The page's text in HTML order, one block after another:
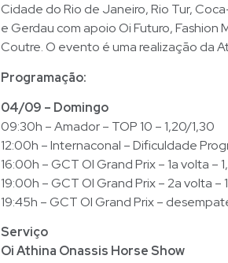
Cidade do Rio de Janeiro, Rio Tur,
e Gerdau com apoio Oi Futuro, Fashion
Coutre. O evento é uma realização da
Programação:
04/09 – Domingo
09:30h – Amador – TOP 10 – 1,20/1,30
12:00h – Internaconal – Dificuldade
16:00h – GCT OI Grand Prix – 1a volta –
19:00h – GCT OI Grand Prix – 2a volta –
19:45h – GCT OI Grand Prix –
Serviço
Oi Athina Onassis Horse Show